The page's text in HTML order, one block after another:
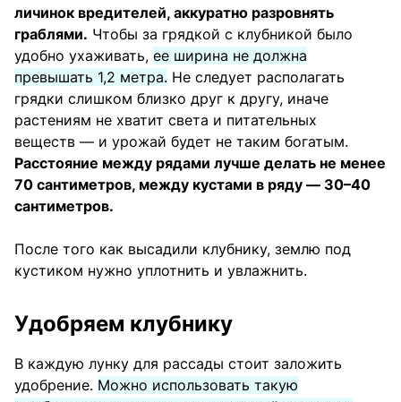
личинок вредителей, аккуратно разровнять
граблями. Чтобы за грядкой с клубникой было
удобно ухаживать, ее ширина не должна
превышать 1,2 метра. Не следует располагать
грядки слишком близко друг к другу, иначе
растениям не хватит света и питательных
веществ — и урожай будет не таким богатым.
Расстояние между рядами лучше делать не менее
70 сантиметров, между кустами в ряду — 30–40
сантиметров.
После того как высадили клубнику, землю под
кустиком нужно уплотнить и увлажнить.
Удобряем клубнику
В каждую лунку для рассады стоит заложить
удобрение. Можно использовать такую